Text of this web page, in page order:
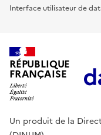
Interface utilisateur de
RÉPUBLIQUE
FRANÇAISE
Un produit de la